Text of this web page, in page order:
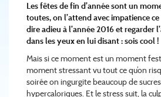
Les fêtes de fin d’année sont un
toutes, on l’attend avec impatience
dire adieu à l’année 2016 et regarder
dans les yeux en lui disant : sois cool !
Mais si ce moment est un moment
moment stressant vu tout ce qu’on
soirée on ingurgite beaucoup de
hypercaloriques. Et le stress suit, la